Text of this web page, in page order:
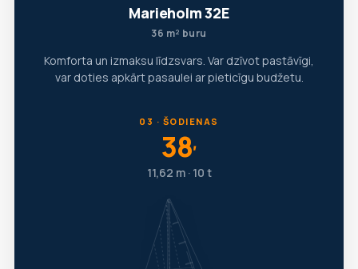
Marieholm 32E
36 m² buru
Komforta un izmaksu līdzsvars. Var dzīvot pastāvīgi,
var doties apkārt pasaulei ar pieticīgu budžetu.
03 · ŠODIENAS
38′
11,62 m · 10 t